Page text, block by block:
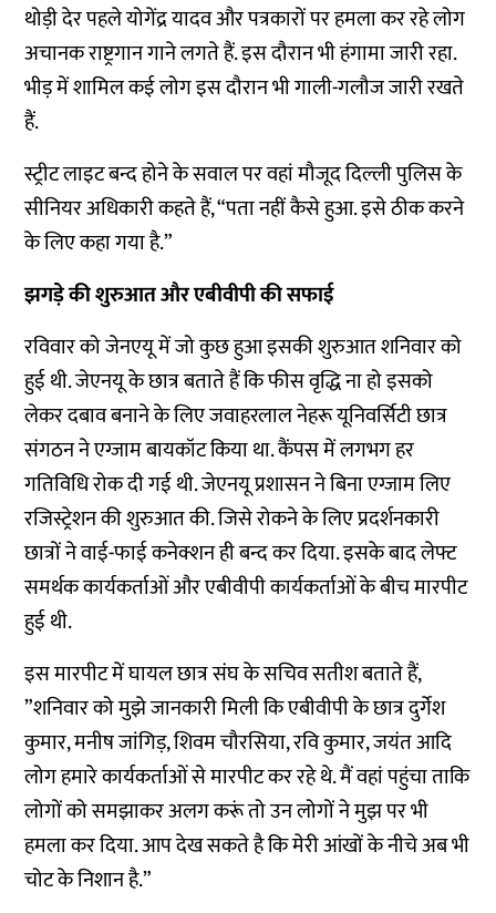
थोड़ी देर पहले योगेंद्र यादव और पत्रकारों पर हमला कर रहे लोग
अचानक राष्ट्रगान गाने लगते हैं. इस दौरान भी हंगामा जारी रहा.
भीड़ में शामिल कई लोग इस दौरान भी गाली-गलौज जारी रखते
हैं.
स्ट्रीट लाइट बन्द होने के सवाल पर वहां मौजूद दिल्ली पुलिस के
सीनियर अधिकारी कहते हैं, “पता नहीं कैसे हुआ. इसे ठीक करने
के लिए कहा गया है.”
झगड़े की शुरुआत और एबीवीपी की सफाई
रविवार को जेनएयू में जो कुछ हुआ इसकी शुरुआत शनिवार को
हुई थी. जेएनयू के छात्र बताते हैं कि फीस वृद्धि ना हो इसको
लेकर दबाव बनाने के लिए जवाहरलाल नेहरू यूनिवर्सिटी छात्र
संगठन ने एग्जाम बायकॉट किया था. कैंपस में लगभग हर
गतिविधि रोक दी गई थी. जेएनयू प्रशासन ने बिना एग्जाम लिए
रजिस्ट्रेशन की शुरुआत की. जिसे रोकने के लिए प्रदर्शनकारी
छात्रों ने वाई-फाई कनेक्शन ही बन्द कर दिया. इसके बाद लेफ्ट
समर्थक कार्यकर्ताओं और एबीवीपी कार्यकर्ताओं के बीच मारपीट
हुई थी.
इस मारपीट में घायल छात्र संघ के सचिव सतीश बताते हैं,
”शनिवार को मुझे जानकारी मिली कि एबीवीपी के छात्र दुर्गेश
कुमार, मनीष जांगिड़, शिवम चौरसिया, रवि कुमार, जयंत आदि
लोग हमारे कार्यकर्ताओं से मारपीट कर रहे थे. मैं वहां पहुंचा ताकि
लोगों को समझाकर अलग करूं तो उन लोगों ने मुझ पर भी
हमला कर दिया. आप देख सकते है कि मेरी आंखों के नीचे अब भी
चोट के निशान है.”